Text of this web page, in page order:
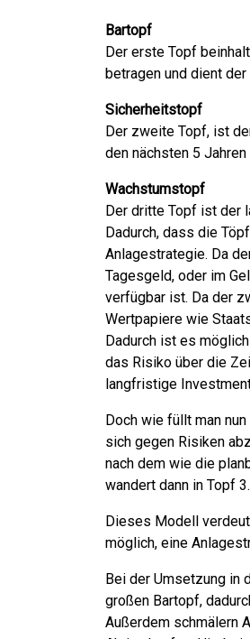
Bartopf
Der erste Topf
betragen und dient
Sicherheitstopf
Der zweite Topf, ist
den nächsten 5
Wachstumstopf
Der dritte Topf ist der
Dadurch, dass die
Anlagestrategie. Da
Tagesgeld, oder im
verfügbar ist. Da der
Wertpapiere wie
Dadurch ist es
das Risiko über die
langfristige
Doch wie füllt man
sich gegen Risiken
nach dem wie die
wandert dann in Topf 3.
Dieses Modell
möglich, eine
Bei der Umsetzung in
großen Bartopf,
Außerdem schmälern